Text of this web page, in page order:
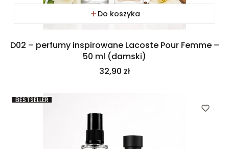
Do koszyka
D02 – perfumy inspirowane Lacoste Pour Femme –
50 ml (damski)
Cena
32,90 zł
BESTSELLER